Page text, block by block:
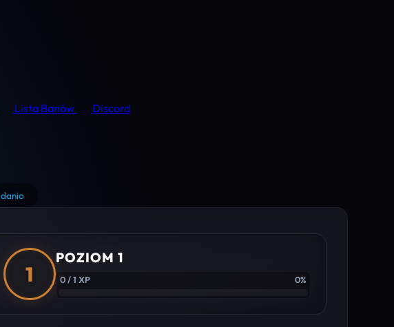
Lista Banów
Discord
danio
1
POZIOM 1
0 / 1 XP 0%